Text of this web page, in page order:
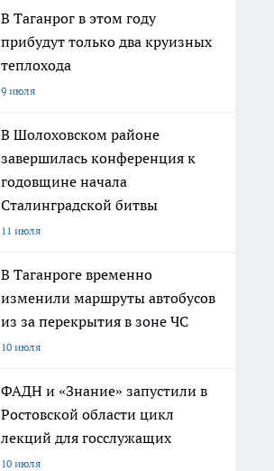
В Таганрог в этом году
прибудут только два круизных
теплохода
9 июля
В Шолоховском районе
завершилась конференция к
годовщине начала
Сталинградской битвы
11 июля
В Таганроге временно
изменили маршруты автобусов
из за перекрытия в зоне ЧС
10 июля
ФАДН и «Знание» запустили в
Ростовской области цикл
лекций для госслужащих
10 июля